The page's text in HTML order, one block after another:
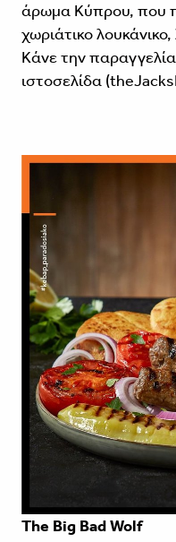
άρωμα Κύπρου, που
χωριάτικο
Κάνε την
ιστοσελίδα
The Big Bad Wolf